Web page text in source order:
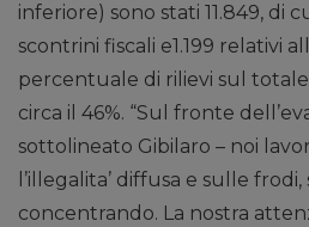
inferiore) sono stati 11.849, di
scontrini fiscali e1.199 relativi
percentuale di rilievi sul
circa il 46%. “Sul fronte
sottolineato Gibilaro – noi
l’illegalita’ diffusa e sulle
concentrando. La nostra